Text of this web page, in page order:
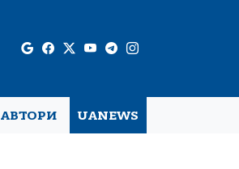
АВТОРИ UANEWS